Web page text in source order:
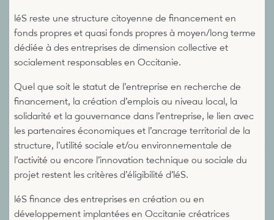
léS reste une structure citoyenne de financement en
fonds propres et quasi fonds propres à moyen/long terme
dédiée à des entreprises de dimension collective et
socialement responsables en Occitanie.
Quel que soit le statut de l’entreprise en recherche de
financement, la création d’emplois au niveau local, la
solidarité et la gouvernance dans l’entreprise, le lien avec
les partenaires économiques et l’ancrage territorial de la
structure, l’utilité sociale et/ou environnementale de
l’activité ou encore l’innovation technique ou sociale du
projet restent les critères d’éligibilité d’léS.
léS finance des entreprises en création ou en
développement implantées en Occitanie créatrices